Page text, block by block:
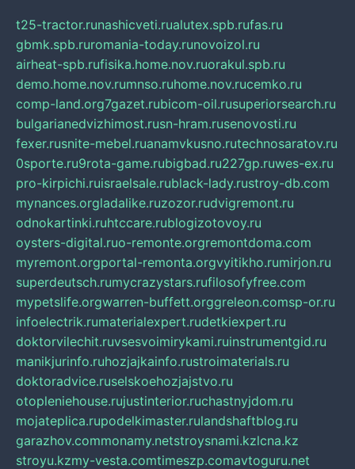
t25-tractor.runashicveti.rualutex.spb.rufas.ru
gbmk.spb.ruromania-today.runovoizol.ru
airheat-spb.rufisika.home.nov.ruorakul.spb.ru
demo.home.nov.rumnso.ruhome.nov.rucemko.ru
comp-land.org7gazet.rubicom-oil.rusuperiorsearch.ru
bulgarianedvizhimost.rusn-hram.rusenovosti.ru
fexer.rusnite-mebel.ruanamvkusno.rutechnosaratov.ru
0sporte.ru9rota-game.rubigbad.ru227gp.ruwes-ex.ru
pro-kirpichi.ruisraelsale.rublack-lady.rustroy-db.com
mynances.orgladalike.ruzozor.rudvigremont.ru
odnokartinki.ruhtccare.rublogizotovoy.ru
oysters-digital.ruo-remonte.orgremontdoma.com
myremont.orgportal-remonta.orgvyitikho.rumirjon.ru
superdeutsch.rumycrazystars.rufilosofyfree.com
mypetslife.orgwarren-buffett.orggreleon.comsp-or.ru
infoelectrik.rumaterialexpert.rudetkiexpert.ru
doktorvilechit.ruvsesvoimirykami.ruinstrumentgid.ru
manikjurinfo.ruhozjajkainfo.rustroimaterials.ru
doktoradvice.ruselskoehozjajstvo.ru
otopleniehouse.rujustinterior.ruchastnyjdom.ru
mojateplica.rupodelkimaster.rulandshaftblog.ru
garazhov.commonamy.netstroysnami.kzlcna.kz
stroyu.kzmy-vesta.comtimeszp.comavtoguru.net